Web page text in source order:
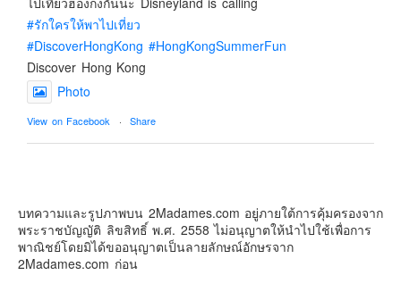
บทความครอบครัว
Beauty Review
รีวิวสายการบิน
Products & Applications
Events & PR News
#รักใครให้พาไปเที่ยว
#DiscoverHongKong #HongKongSummerFun
Discover Hong Kong
Photo
View on Facebook · Share
เตรียมไว้หนวด ถอยปืนลูกซอง
#น้องเกรซ #ลูกสาวเราเป็นสาวแล้ว
Photo
บทความและรูปภาพบน 2Madames.com อยู่ภายใต้การคุ้มครองจาก
พระราชบัญญัติ ลิขสิทธิ์ พ.ศ. 2558 ไม่อนุญาตให้นำไปใช้เพื่อการ
พาณิชย์โดยมิได้ขออนุญาตเป็นลายลักษณ์อักษรจาก
2Madames.com ก่อน